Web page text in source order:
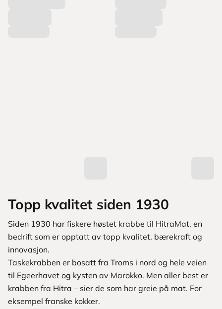
Topp kvalitet siden 1930
Siden 1930 har fiskere høstet krabbe til HitraMat, en
bedrift som er opptatt av topp kvalitet, bærekraft og
innovasjon.
Taskekrabben er bosatt fra Troms i nord og hele veien
til Egeerhavet og kysten av Marokko. Men aller best er
krabben fra Hitra – sier de som har greie på mat. For
eksempel franske kokker.